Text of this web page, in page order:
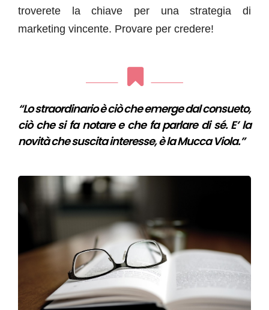
troverete la chiave per una strategia di
marketing vincente. Provare per credere!
“Lo straordinario è ciò che emerge dal consueto,
ciò che si fa notare e che fa parlare di sé. E’ la
novità che suscita interesse, è la Mucca Viola.”